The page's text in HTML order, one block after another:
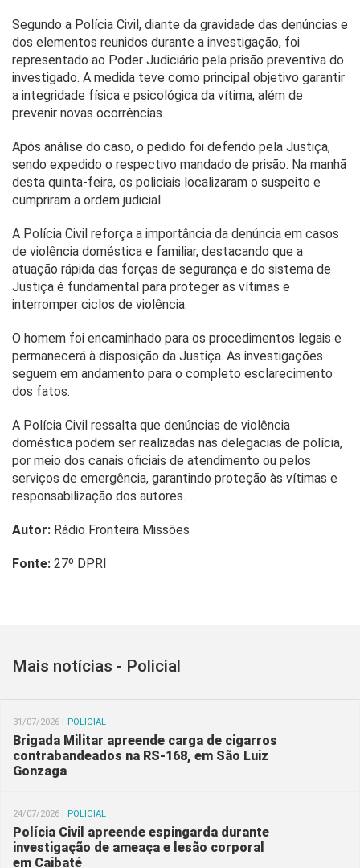
Segundo a Polícia Civil, diante da gravidade das denúncias e
dos elementos reunidos durante a investigação, foi
representado ao Poder Judiciário pela prisão preventiva do
investigado. A medida teve como principal objetivo garantir
a integridade física e psicológica da vítima, além de
prevenir novas ocorrências.
Após análise do caso, o pedido foi deferido pela Justiça,
sendo expedido o respectivo mandado de prisão. Na manhã
desta quinta-feira, os policiais localizaram o suspeito e
cumpriram a ordem judicial.
A Polícia Civil reforça a importância da denúncia em casos
de violência doméstica e familiar, destacando que a
atuação rápida das forças de segurança e do sistema de
Justiça é fundamental para proteger as vítimas e
interromper ciclos de violência.
O homem foi encaminhado para os procedimentos legais e
permanecerá à disposição da Justiça. As investigações
seguem em andamento para o completo esclarecimento
dos fatos.
A Polícia Civil ressalta que denúncias de violência
doméstica podem ser realizadas nas delegacias de polícia,
por meio dos canais oficiais de atendimento ou pelos
serviços de emergência, garantindo proteção às vítimas e
responsabilização dos autores.
Autor: Rádio Fronteira Missões
Fonte: 27º DPRI
Mais notícias - Policial
31/07/2026 | POLICIAL
Brigada Militar apreende carga de cigarros
contrabandeados na RS-168, em São Luiz
Gonzaga
24/07/2026 | POLICIAL
Polícia Civil apreende espingarda durante
investigação de ameaça e lesão corporal
em Caibaté